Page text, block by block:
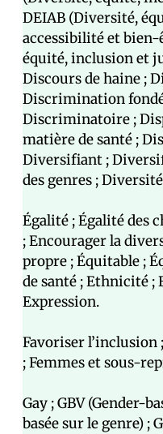
DEIAB (Diversité,
accessibilité et bien-
équité, inclusion et
Discours de haine ;
Discrimination
Discriminatoire ;
matière de santé ;
Diversifiant ;
des genres ;
Égalité ; Égalité des
; Encourager la
propre ; Équitable ;
de santé ; Ethnicité ;
Expression.
Favoriser l’inclusion
; Femmes et sous-
Gay ; GBV (Gender-
basée sur le genre) ;